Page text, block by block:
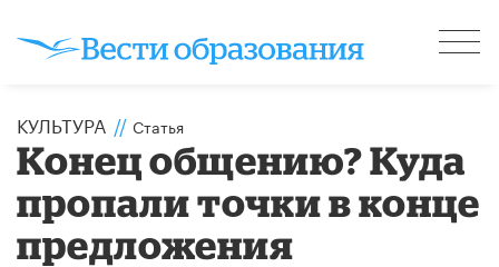
КУЛЬТУРА // Статья
Конец общению? Куда
пропали точки в конце
предложения